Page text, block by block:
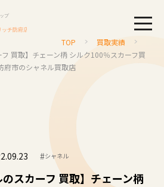
TOP
買取実績
フ 買取】チェーン柄 シルク100％スカーフ買
府市のシャネル買取店
#シャネル
のスカーフ 買取】チェーン柄